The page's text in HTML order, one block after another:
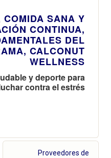
COMIDA SANA Y
CONTINUA,
DEL
CALCONUT
WELLNESS
y deporte para
contra el estrés
Proveedores de